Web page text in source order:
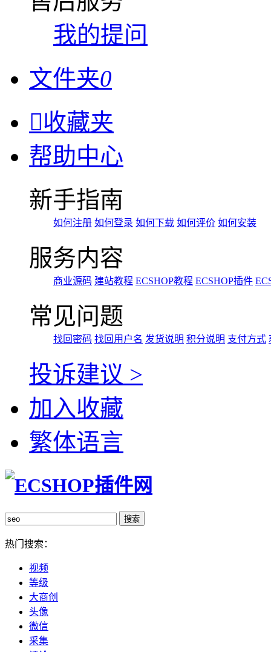
我的提问
文件夹0
收藏夹
帮助中心
新手指南
如何注册 如何登录 如何下载 如何评价 如何安装
服务内容
商业源码 建站教程 ECSHOP教程 ECSHOP插件
常见问题
找回密码 找回用户名 发货说明 积分说明 支付方式
投诉建议 >
加入收藏
繁体语言
热门搜索：
视频
等级
大商创
头像
微信
采集